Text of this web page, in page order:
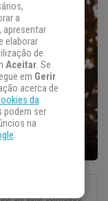
um autor convidado.
a
apresentar
elaborar
de
Aceitar. Se
em Gerir
acerca de
da
podem ser
na
.